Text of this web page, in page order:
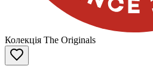
Колекція The Originals